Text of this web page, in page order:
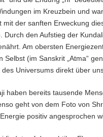
im Kreuzbein und
mit der sanften Erweckung
Durch den Aufstieg der
Am obersten
Selbst (im Sanskrit „Atma“
Universums direkt über
haben bereits tausende
geht von dem Foto von
positiv angesprochen